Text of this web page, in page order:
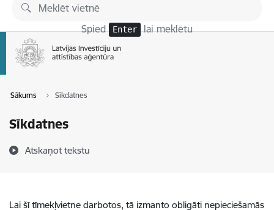
Pāriet uz lapas saturu
Spied Enter lai meklētu
Sākums Sīkdatnes
Sīkdatnes
Atskaņot tekstu
Lai šī tīmekļvietne darbotos, tā izmanto obligāti nepieciešamās